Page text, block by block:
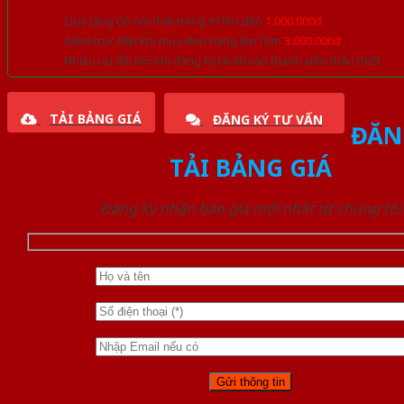
Quà tặng đồ nội thất trang trí lên đến 1.000.000đ
Giảm trực tiếp khi mua đơn hàng lớn hơn 3.000.000đ
Nhiều ưu đãi lớn khi đăng ký tài khoản thành viên thân thiết
TẢI BẢNG GIÁ ĐĂNG KÝ TƯ VẤN
TẢI BẢNG GIÁ
Đăng ký nhận báo giá mới nhất từ chúng tôi